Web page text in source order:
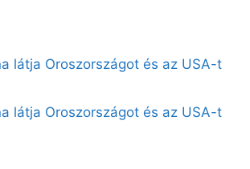
látja Oroszországot és az USA-t
látja Oroszországot és az USA-t